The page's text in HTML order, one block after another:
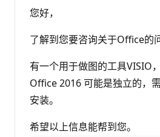
您好，
了解到您要咨询关于Office的
有一个用于做图的工具VISIO
Office 2016 可能是独立的，
安装。
希望以上信息能帮到您。